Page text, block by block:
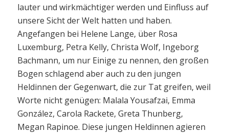
lauter und wirkmächtiger werden und Einfluss auf
unsere Sicht der Welt hatten und haben.
Angefangen bei Helene Lange, über Rosa
Luxemburg, Petra Kelly, Christa Wolf, Ingeborg
Bachmann, um nur Einige zu nennen, den großen
Bogen schlagend aber auch zu den jungen
Heldinnen der Gegenwart, die zur Tat greifen, weil
Worte nicht genügen: Malala Yousafzai, Emma
González, Carola Rackete, Greta Thunberg,
Megan Rapinoe. Diese jungen Heldinnen agieren